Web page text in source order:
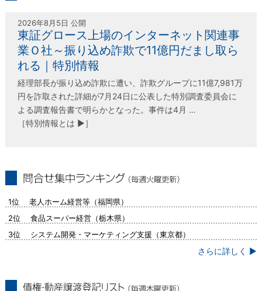
2026年8月5日 公開
東証グロース上場のインターネット関連事
業Ｏ社～振り込め詐欺で11億円だまし取ら
れる｜特別情報
経理部長が振り込め詐欺に遭い、詐欺グループに11億7,981万
円を詐取された詳細が7月24日に公表した特別調査委員会に
よる調査報告書で明らかとなった。事件は4月 …
［特別情報とは ▶］
1位 老人ホーム経営等（福岡県）
2位 食品スーパー経営（栃木県）
3位 システム開発・マーケティング支援（東京都）
さらに詳しく ▶